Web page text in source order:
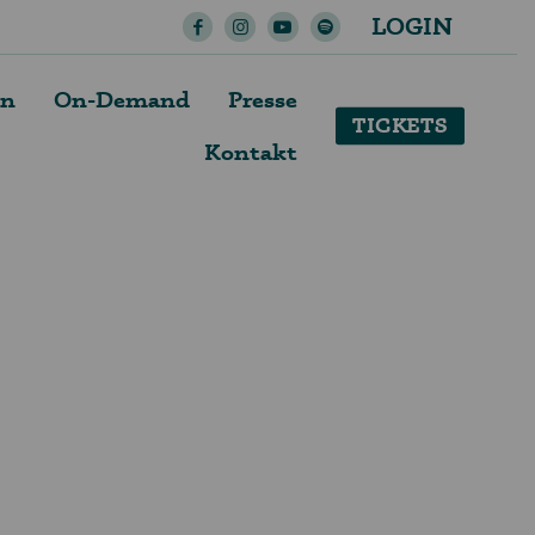
LOGIN
On-Demand
Presse
Kontakt
TICKETS